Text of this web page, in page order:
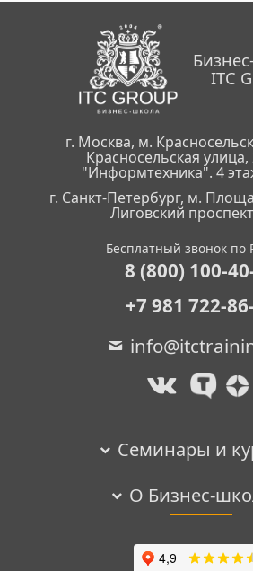
ITC
г. Москва, м.
Красносельская
"Информтехника". 4
г. Санкт-Петербург, м.
Лиговский
Бесплатный звонок по
8 (800) 100-
+7 981 722-
Семинары и
О Бизнес-